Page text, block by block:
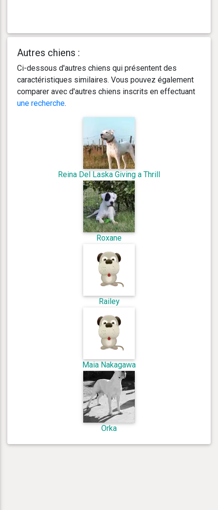
Autres chiens :
Ci-dessous d'autres chiens qui présentent des
caractéristiques similaires. Vous pouvez également
comparer avec d'autres chiens inscrits en effectuant
une recherche.
Reina Del Laska Giving a Thrill
Roxane
Railey
Maia Nakagawa
Orka